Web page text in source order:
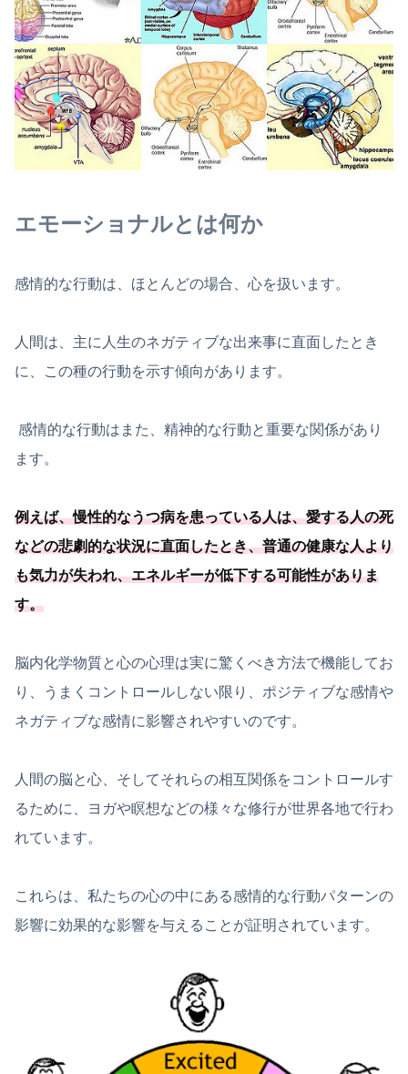
エモーショナルとは何か
感情的な行動は、ほとんどの場合、心を扱います。
人間は、主に人生のネガティブな出来事に直面したとき
に、この種の行動を示す傾向があります。
感情的な行動はまた、精神的な行動と重要な関係があり
ます。
例えば、慢性的なうつ病を患っている人は、愛する人の死
などの悲劇的な状況に直面したとき、普通の健康な人より
も気力が失われ、エネルギーが低下する可能性がありま
す。
脳内化学物質と心の心理は実に驚くべき方法で機能してお
り、うまくコントロールしない限り、ポジティブな感情や
ネガティブな感情に影響されやすいのです。
人間の脳と心、そしてそれらの相互関係をコントロールす
るために、ヨガや瞑想などの様々な修行が世界各地で行わ
れています。
これらは、私たちの心の中にある感情的な行動パターンの
影響に効果的な影響を与えることが証明されています。